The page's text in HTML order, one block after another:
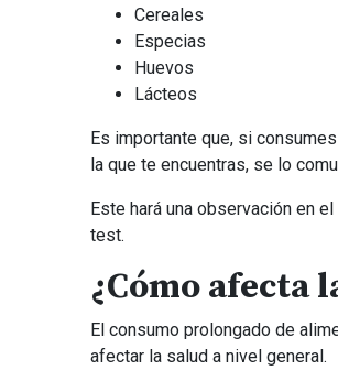
Cereales
Especias
Huevos
Lácteos
Es importante que, si
la que te encuentras, se lo
Este hará una observación en
test.
¿Cómo afecta
El consumo prolongado de
afectar la salud a nivel general.